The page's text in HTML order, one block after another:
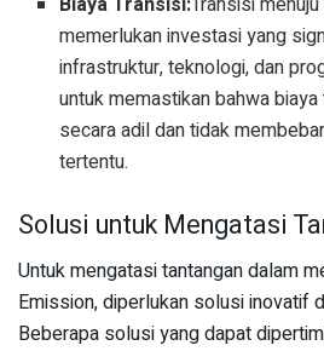
memerlukan investasi yang
infrastruktur, teknologi, dan
untuk memastikan bahwa
secara adil dan tidak
tertentu.
Solusi untuk Mengatasi
Untuk mengatasi tantangan dalam
Emission, diperlukan solusi inovatif
Beberapa solusi yang dapat